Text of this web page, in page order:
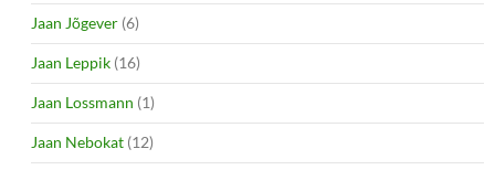
Jaan Jõgever (6)
Jaan Leppik (16)
Jaan Lossmann (1)
Jaan Nebokat (12)